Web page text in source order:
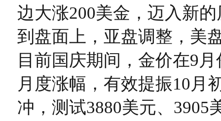
边大涨200美金，迈入新
到盘面上，亚盘调整，美
目前国庆期间，金价在9
月度涨幅，有效提振10月
冲，测试3880美元、3905